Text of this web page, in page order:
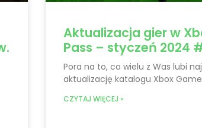
Aktualizacja gier w
Pass – styczeń 2024
Pora na to, co wielu z Was lubi
aktualizację katalogu Xbox Game
CZYTAJ WIĘCEJ »